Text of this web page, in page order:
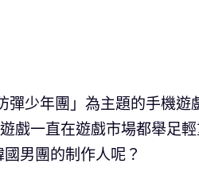
少年團」為主題的手機遊
戲一直在遊戲市場都舉足
男團的制作人呢？